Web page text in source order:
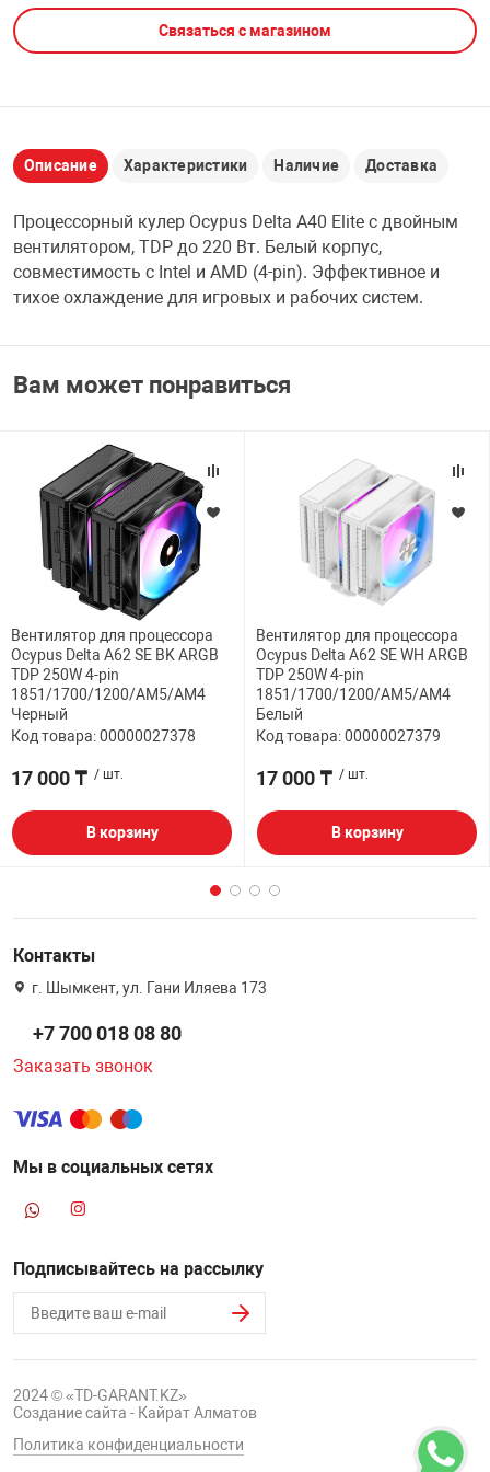
PCI АДАПТЕРЫ
USB
НАБОР ДЛЯ
CD-DVD ДИСКИ
ЛЕНТА ДЛЯ
ДОМА
ТЕХНИКА
Связаться с магазином
Описание Характеристики Наличие Доставка
Процессорный кулер Ocypus Delta A40 Elite с двойным
вентилятором, TDP до 220 Вт. Белый корпус,
совместимость с Intel и AMD (4-pin). Эффективное и
тихое охлаждение для игровых и рабочих систем.
Вам может понравиться
Вентилятор для процессора
Ocypus Delta A62 SE BK ARGB
TDP 250W 4-pin
1851/1700/1200/AM5/AM4
Черный
Код товара: 00000027378
17 000 ₸ / шт.
В корзину
Вентилятор для процессора
Ocypus Delta A62 SE WH ARGB
TDP 250W 4-pin
1851/1700/1200/AM5/AM4
Белый
Код товара: 00000027379
17 000 ₸ / шт.
В корзину
Контакты
г. Шымкент, ул. Гани Иляева 173
+7 700 018 08 80
Заказать звонок
Мы в социальных сетях
Подписывайтесь на рассылку
2024 © «TD-GARANT.KZ»
Создание сайта - Кайрат Алматов
Политика конфиденциальности